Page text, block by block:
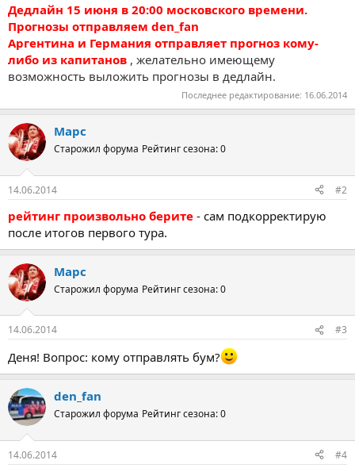
Дедлайн 15 июня в 20:00 московского времени.
Прогнозы отправляем den_fan
Аргентина и Германия отправляет прогноз кому-
либо из капитанов , желательно имеющему
возможность выложить прогнозы в дедлайн.
Последнее редактирование: 16.06.2014
Марс
Старожил форума Рейтинг сезона: 0
14.06.2014 #2
рейтинг произвольно берите - сам подкорректирую
после итогов первого тура.
Марс
Старожил форума Рейтинг сезона: 0
14.06.2014 #3
Деня! Вопрос: кому отправлять бум?
den_fan
Старожил форума Рейтинг сезона: 0
14.06.2014 #4